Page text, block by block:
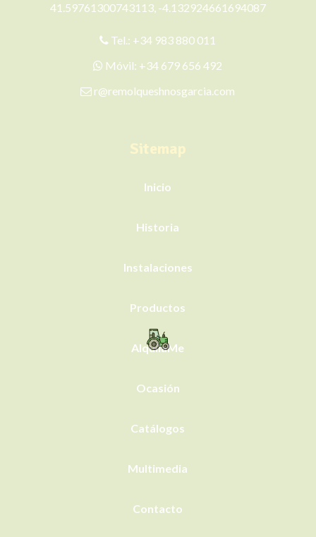
41.59761300743113, -4.132924661694087
Tel.: +34 983 880 011
Móvil: +34 679 656 492
r@remolqueshnosgarcia.com
Sitemap
Inicio
Historia
Instalaciones
Productos
AlquílaMe
Ocasión
Catálogos
Multimedia
Contacto